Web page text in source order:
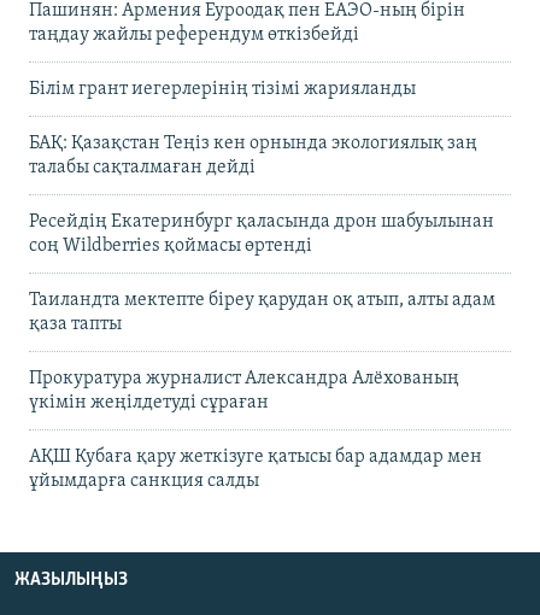
Пашинян: Армения Еуроодақ пен ЕАЭО-ның бірін
таңдау жайлы референдум өткізбейді
Білім грант иегерлерінің тізімі жарияланды
БАҚ: Қазақстан Теңіз кен орнында экологиялық заң
талабы сақталмаған дейді
Ресейдің Екатеринбург қаласында дрон шабуылынан
соң Wildberries қоймасы өртенді
Таиландта мектепте біреу қарудан оқ атып, алты адам
қаза тапты
Прокуратура журналист Александра Алёхованың
үкімін жеңілдетуді сұраған
АҚШ Кубаға қару жеткізуге қатысы бар адамдар мен
ұйымдарға санкция салды
ЖАЗЫЛЫҢЫЗ